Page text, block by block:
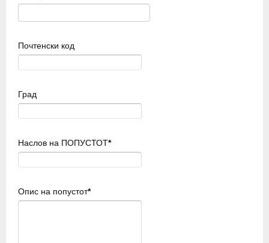
Почтенски код
Град
Наслов на ПОПУСТОТ*
Опис на попустот*